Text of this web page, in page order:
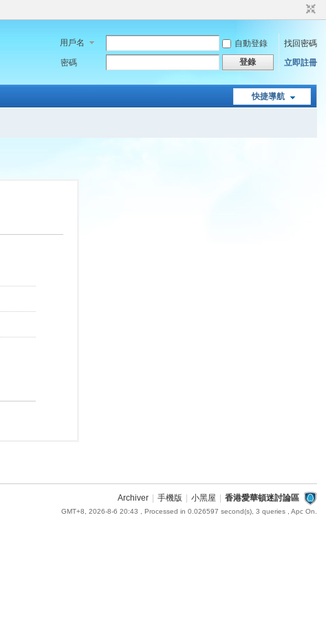
用戶名 自動登錄
找回密碼
密碼
登錄 立即註冊
快捷導航
Archiver 手機版 小黑屋 香港愛華頓迷討論區
GMT+8, 2026-8-6 20:43 , Processed in 0.026597 second(s), 3 queries , Apc On.